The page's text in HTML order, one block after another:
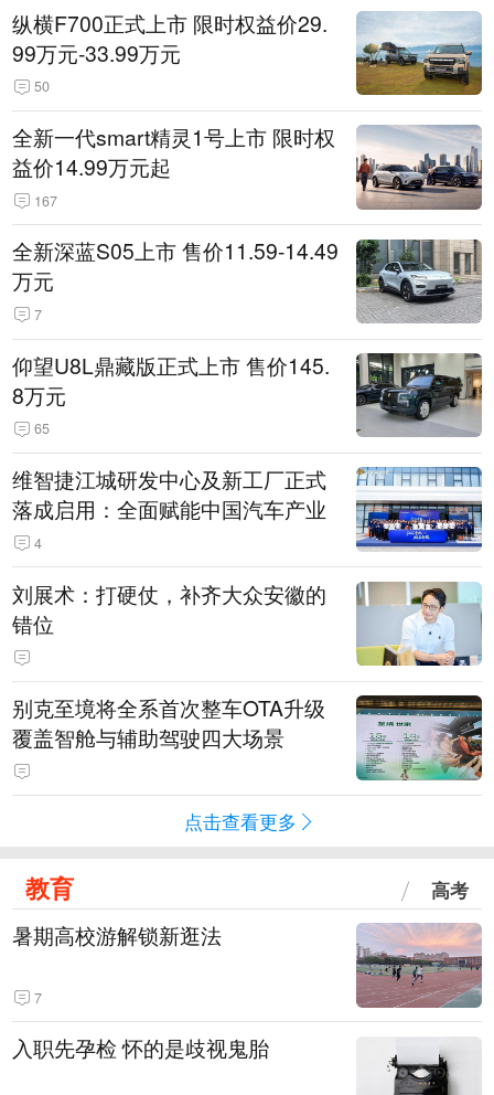
纵横F700正式上市 限时权益价29.
99万元-33.99万元
50
全新一代smart精灵1号上市 限时权
益价14.99万元起
167
全新深蓝S05上市 售价11.59-14.49
万元
7
仰望U8L鼎藏版正式上市 售价145.
8万元
65
维智捷江城研发中心及新工厂正式
落成启用：全面赋能中国汽车产业
4
刘展术：打硬仗，补齐大众安徽的
错位
别克至境将全系首次整车OTA升级
覆盖智舱与辅助驾驶四大场景
点击查看更多
教育 高考
暑期高校游解锁新逛法
7
入职先孕检 怀的是歧视鬼胎